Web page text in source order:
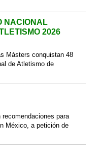
NACIONAL
2026
Másters conquistan 48
de Atletismo de
recomendaciones para
México, a petición de